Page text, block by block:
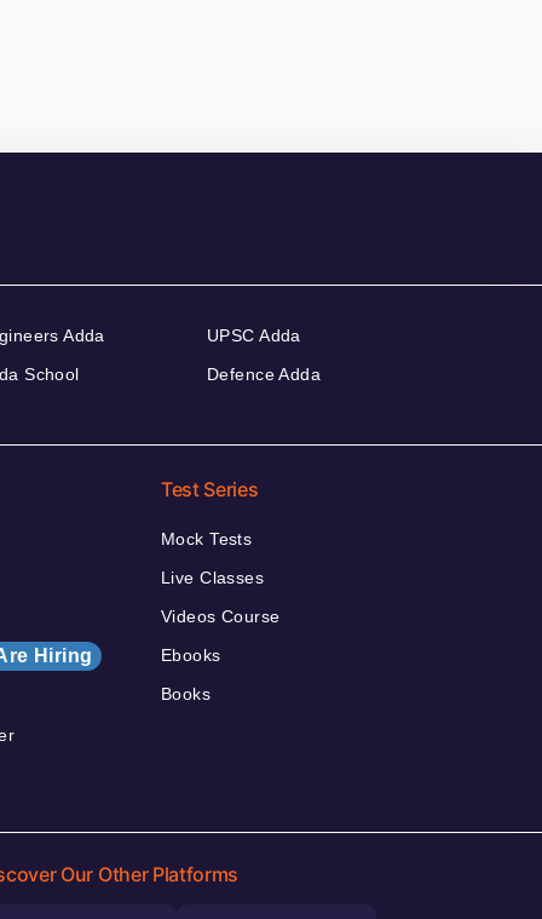
Adda
School
UPSC Adda
Defence Adda
Hiring
Test Series
Mock Tests
Live Classes
Videos Course
Ebooks
Books
Our Other Platforms